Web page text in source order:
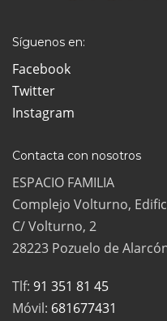
Síguenos en:
Facebook
Twitter
Instagram
Contacta con nosotros
ESPACIO FAMILIA
Complejo Volturno,
C/ Volturno, 2
28223 Pozuelo de
Tlf: 91 351 81 45
Móvil: 681677431